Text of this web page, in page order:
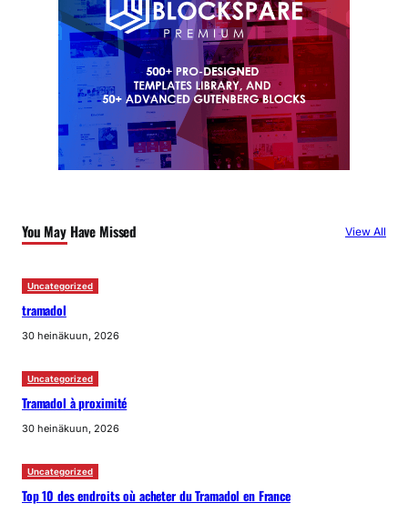
You May Have Missed View All
Uncategorized
tramadol
30 heinäkuun, 2026
Uncategorized
Tramadol à proximité
30 heinäkuun, 2026
Uncategorized
Top 10 des endroits où acheter du Tramadol en France